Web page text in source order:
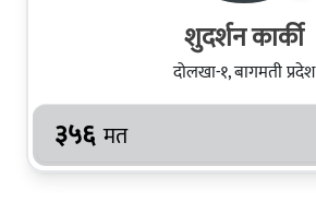
शुदर्शन कार्की
दोलखा-१, बागमती प्रदेश
३५६ मत